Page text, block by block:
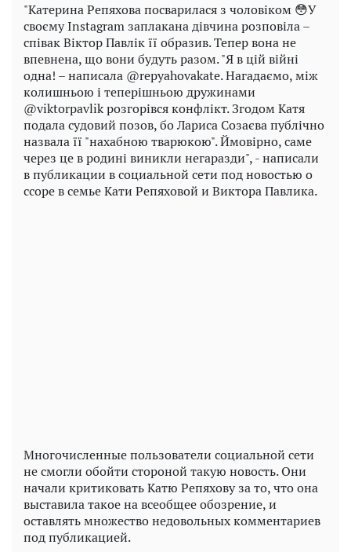
"Катерина Репяхова посварилася з чоловіком 😳У
своєму Instagram заплакана дівчина розповіла –
співак Віктор Павлік її образив. Тепер вона не
впевнена, що вони будуть разом. "Я в цій війні
одна! – написала @repyahovakate. Нагадаємо, між
колишньою і теперішньою дружинами
@viktorpavlik розгорівся конфлікт. Згодом Катя
подала судовий позов, бо Лариса Созаєва публічно
назвала її "нахабною тварюкою". Ймовірно, саме
через це в родині виникли негаразди", - написали
в публикации в социальной сети под новостью о
ссоре в семье Кати Репяховой и Виктора Павлика.
Многочисленные пользователи социальной сети
не смогли обойти стороной такую новость. Они
начали критиковать Катю Репяхову за то, что она
выставила такое на всеобщее обозрение, и
оставлять множество недовольных комментариев
под публикацией.